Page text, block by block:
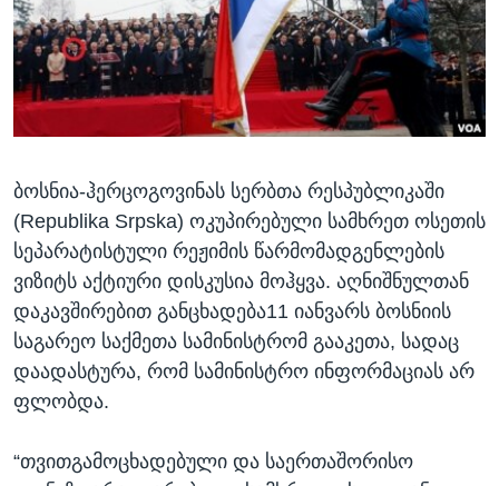
ᲛᲔᲪᲜᲘᲔᲠᲔᲑᲐ
ᲘᲜᲢᲔᲠᲕᲘᲣ
ᲙᲣᲚᲢᲣᲠᲐ
ᲓᲔᲖᲘᲜᲤᲝᲠᲛᲐᲪᲘᲐ
ᲗᲕᲐᲚᲘ ᲒᲕᲐᲓᲔᲕᲜᲔᲗ
ენები
ბოსნია-ჰერცოგოვინას სერბთა რესპუბლიკაში
(Republika Srpska) ოკუპირებული სამხრეთ ოსეთის
სეპარატისტული რეჟიმის წარმომადგენლების
ვიზიტს აქტიური დისკუსია მოჰყვა. აღნიშნულთან
დაკავშირებით განცხადება11 იანვარს ბოსნიის
საგარეო საქმეთა სამინისტრომ გააკეთა, სადაც
დაადასტურა, რომ სამინისტრო ინფორმაციას არ
ფლობდა.
“თვითგამოცხადებული და საერთაშორისო